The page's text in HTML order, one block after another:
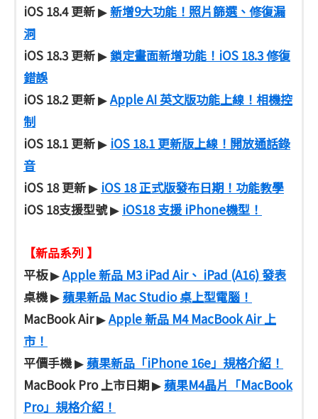
iOS 18.4 更新▶新增9大功能！照片篩選、修復漏
洞
iOS 18.3 更新▶鎖定畫面新增功能！iOS 18.3 修復
錯誤
iOS 18.2 更新▶Apple AI 英文版功能上線！相機控
制
iOS 18.1 更新▶ iOS 18.1 更新版上線！開放通話錄
音
iOS 18 更新▶ iOS 18 正式版發布日期！功能教學
iOS 18支援型號▶ iOS18 支援 iPhone機型！
【新品系列 】
平板▶Apple 新品 M3 iPad Air、 iPad (A16) 發表
桌機▶蘋果新品 Mac Studio 桌上型電腦！
MacBook Air▶Apple 新品 M4 MacBook Air 上
市！
平價手機▶蘋果新品「iPhone 16e」規格介紹！
MacBook Pro 上市日期▶蘋果M4晶片「MacBook
Pro」規格介紹！